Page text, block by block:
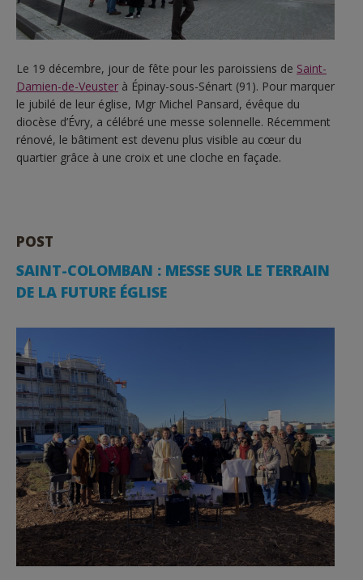
Le 19 décembre, jour de fête pour les paroissiens de Saint-
Damien-de-Veuster à Épinay-sous-Sénart (91). Pour marquer
le jubilé de leur église, Mgr Michel Pansard, évêque du
diocèse d’Évry, a célébré une messe solennelle. Récemment
rénové, le bâtiment est devenu plus visible au cœur du
quartier grâce à une croix et une cloche en façade.
POST
SAINT-COLOMBAN : MESSE SUR LE TERRAIN
DE LA FUTURE ÉGLISE